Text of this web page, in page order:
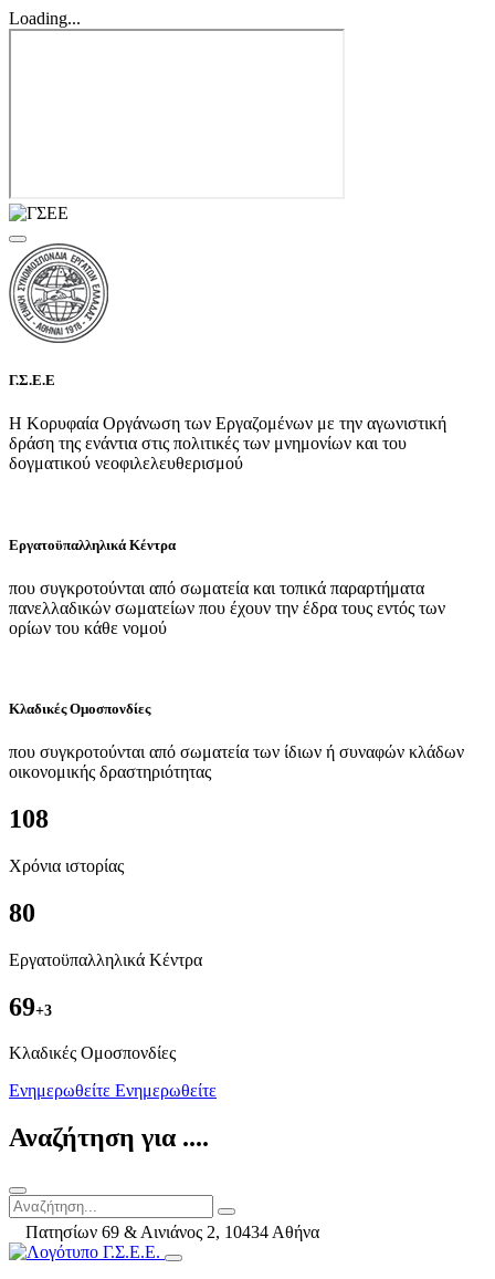
Loading...
Γ.Σ.Ε.Ε
Η Κορυφαία Οργάνωση των Εργαζομένων με την αγωνιστική
δράση της ενάντια στις πολιτικές των μνημονίων και του
δογματικού νεοφιλελευθερισμού
Εργατοϋπαλληλικά Κέντρα
που συγκροτούνται από σωματεία και τοπικά παραρτήματα
πανελλαδικών σωματείων που έχουν την έδρα τους εντός των
ορίων του κάθε νομού
Κλαδικές Ομοσπονδίες
που συγκροτούνται από σωματεία των ίδιων ή συναφών κλάδων
οικονομικής δραστηριότητας
108
Χρόνια ιστορίας
80
Εργατοϋπαλληλικά Κέντρα
69+3
Kλαδικές Ομοσπονδίες
Ενημερωθείτε Ενημερωθείτε
Αναζήτηση για ....
Πατησίων 69 & Αινιάνος 2, 10434 Αθήνα